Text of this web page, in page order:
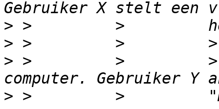
>
>
> >         >         >
>